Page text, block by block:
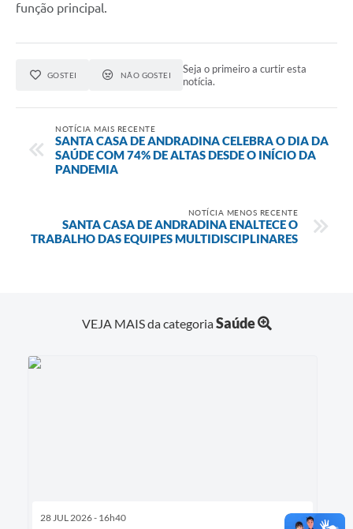
função principal.
GOSTEI NÃO GOSTEI
Seja o primeiro a curtir esta
notícia.
NOTÍCIA MAIS RECENTE
SANTA CASA DE ANDRADINA CELEBRA O DIA DA
SAÚDE COM 74% DE ALTAS DESDE O INÍCIO DA
PANDEMIA
NOTÍCIA MENOS RECENTE
SANTA CASA DE ANDRADINA ENALTECE O
TRABALHO DAS EQUIPES MULTIDISCIPLINARES
VEJA MAIS da categoriaSaúde
28 JUL 2026 - 16h40